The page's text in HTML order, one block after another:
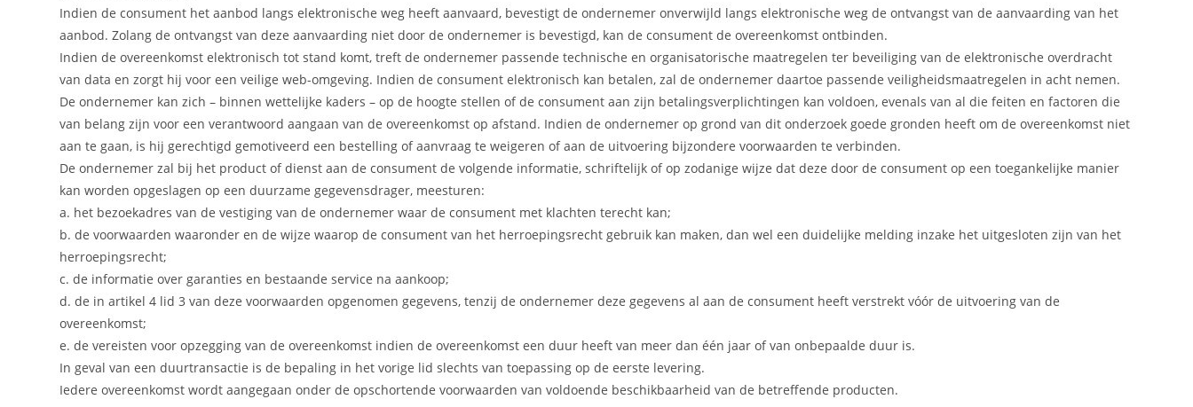
Indien de consument het aanbod langs elektronische weg heeft aanvaard, bevestigt de ondernemer onverwijld langs elektronische weg de ontvangst van de aanvaarding van het
aanbod. Zolang de ontvangst van deze aanvaarding niet door de ondernemer is bevestigd, kan de consument de overeenkomst ontbinden.
Indien de overeenkomst elektronisch tot stand komt, treft de ondernemer passende technische en organisatorische maatregelen ter beveiliging van de elektronische overdracht
van data en zorgt hij voor een veilige web-omgeving. Indien de consument elektronisch kan betalen, zal de ondernemer daartoe passende veiligheidsmaatregelen in acht nemen.
De ondernemer kan zich – binnen wettelijke kaders – op de hoogte stellen of de consument aan zijn betalingsverplichtingen kan voldoen, evenals van al die feiten en factoren die
van belang zijn voor een verantwoord aangaan van de overeenkomst op afstand. Indien de ondernemer op grond van dit onderzoek goede gronden heeft om de overeenkomst niet
aan te gaan, is hij gerechtigd gemotiveerd een bestelling of aanvraag te weigeren of aan de uitvoering bijzondere voorwaarden te verbinden.
De ondernemer zal bij het product of dienst aan de consument de volgende informatie, schriftelijk of op zodanige wijze dat deze door de consument op een toegankelijke manier
kan worden opgeslagen op een duurzame gegevensdrager, meesturen:
a. het bezoekadres van de vestiging van de ondernemer waar de consument met klachten terecht kan;
b. de voorwaarden waaronder en de wijze waarop de consument van het herroepingsrecht gebruik kan maken, dan wel een duidelijke melding inzake het uitgesloten zijn van het
herroepingsrecht;
c. de informatie over garanties en bestaande service na aankoop;
d. de in artikel 4 lid 3 van deze voorwaarden opgenomen gegevens, tenzij de ondernemer deze gegevens al aan de consument heeft verstrekt vóór de uitvoering van de
overeenkomst;
e. de vereisten voor opzegging van de overeenkomst indien de overeenkomst een duur heeft van meer dan één jaar of van onbepaalde duur is.
In geval van een duurtransactie is de bepaling in het vorige lid slechts van toepassing op de eerste levering.
Iedere overeenkomst wordt aangegaan onder de opschortende voorwaarden van voldoende beschikbaarheid van de betreffende producten.